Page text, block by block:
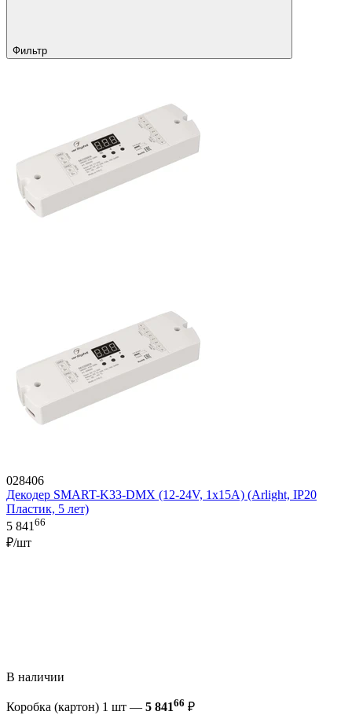
Фильтр
028406
Декодер SMART-K33-DMX (12-24V, 1x15A) (Arlight, IP20
Пластик, 5 лет)
5 841 66
₽/шт
В наличии
Коробка (картон) 1 шт — 5 84166 ₽